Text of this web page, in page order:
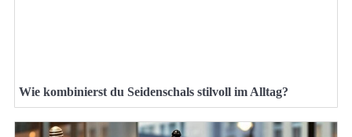
Wie kombinierst du Seidenschals stilvoll im Alltag?